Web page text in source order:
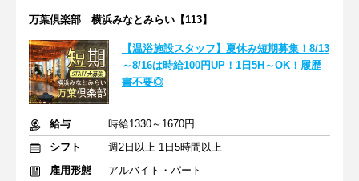
万葉倶楽部 横浜みなとみらい【113】
【温浴施設スタッフ】夏休み短期募集！8/13
～8/16は時給100円UP！1日5H～OK！履歴
書不要◎
給与
時給1330～1670円
シフト
週2日以上 1日5時間以上
雇用形態
アルバイト・パート